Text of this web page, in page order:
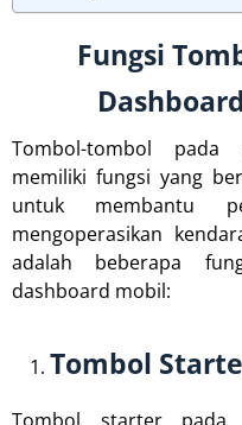
Fungsi
Tombol-tombol pada
memiliki fungsi yang
untuk membantu
mengoperasikan
adalah beberapa
dashboard mobil:
Tombol